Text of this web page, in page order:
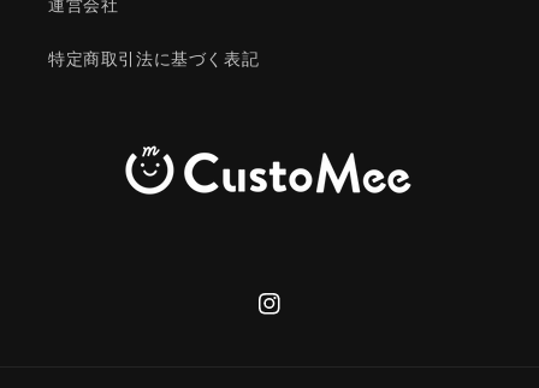
運営会社
特定商取引法に基づく表記
Instagram